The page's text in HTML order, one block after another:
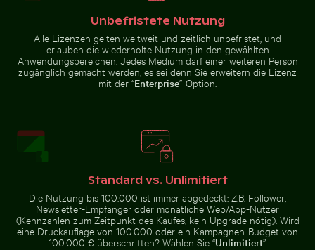
der Ostsee
Olympiaturm mit Blumen im
Vordergrund
Blühende Kirschblüten im Frühling
Blühende
Kirschblüten im
Elegante Weinflasche mit leerem
Elegante Weinflasche mit leerem Etikett und
schwarzem Deckel
Flughund im farbenfrohen Himmel gleitend
Modischer Mann auf
Unbefristete Nutzung
Alle Lizenzen gelten weltweit und zeitlich unbefristet, und
erlauben die wiederholte Nutzung in den gewählten
Anwendungsbereichen. Jedes Medium darf einer weiteren Person
zugänglich gemacht werden, es sei denn Sie erweitern die Lizenz
mit der “Enterprise”-Option.
Standard vs. Unlimitiert
Die Nutzung bis 100.000 ist immer abgedeckt: Z.B. Follower,
Newsletter-Empfänger oder monatliche Web/App-Nutzer
(Kennzahlen zum Zeitpunkt des Kaufes, kein Upgrade nötig). Wird
eine Druckauflage von 100.000 oder ein Kampagnen-Budget von
100.000 € überschritten? Wählen Sie “Unlimitiert”.